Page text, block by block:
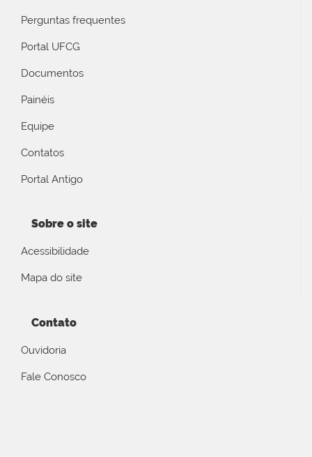
Perguntas frequentes
Portal UFCG
Documentos
Painéis
Equipe
Contatos
Portal Antigo
Sobre o site
Acessibilidade
Mapa do site
Contato
Ouvidoria
Fale Conosco